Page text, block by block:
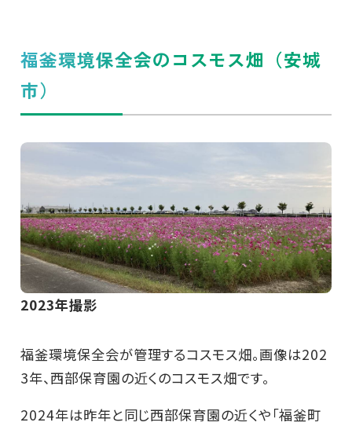
福釜環境保全会のコスモス畑（安城
市）
2023年撮影
福釜環境保全会が管理するコスモス畑。画像は202
3年、西部保育園の近くのコスモス畑です。
2024年は昨年と同じ西部保育園の近くや「福釜町